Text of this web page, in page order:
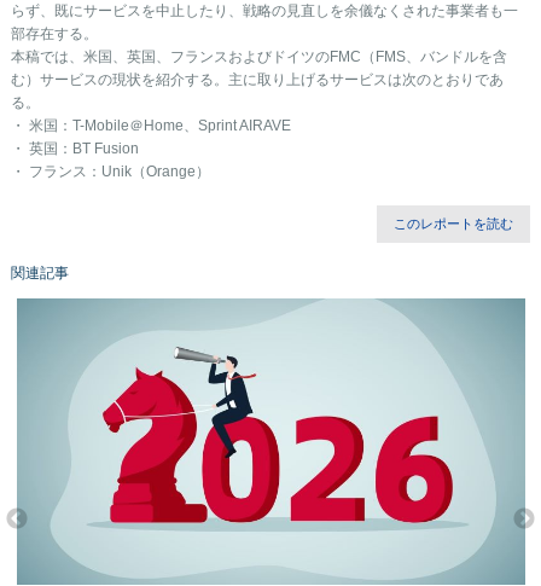
らず、既にサービスを中止したり、戦略の見直しを余儀なくされた事業者も一
部存在する。
本稿では、米国、英国、フランスおよびドイツのFMC（FMS、バンドルを含
む）サービスの現状を紹介する。主に取り上げるサービスは次のとおりであ
る。
・ 米国：T-Mobile＠Home、Sprint AIRAVE
・ 英国：BT Fusion
・ フランス：Unik（Orange）
このレポートを読む
関連記事